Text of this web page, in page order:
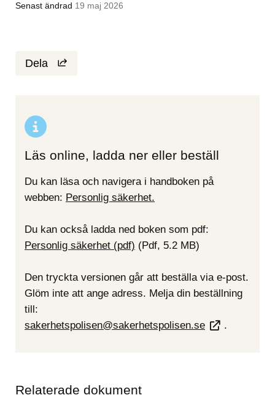
Senast ändrad 19 maj 2026
Dela
Läs online, ladda ner eller beställ
Du kan läsa och navigera i handboken på
webben: Personlig säkerhet.
Du kan också ladda ned boken som pdf:
Personlig säkerhet (pdf) Pdf, 5.2 MB.
(Pdf, 5.2 MB)
Den tryckta versionen går att beställa via e-post.
Glöm inte att ange adress. Melja din beställning
till:
sakerhetspolisen@sakerhetspolisen.se
.
Relaterade dokument